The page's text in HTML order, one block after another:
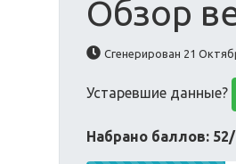
Обзор
Сгенерирован 21
Устаревшие данные?
Набрано баллов: